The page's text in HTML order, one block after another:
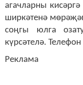
агачларны
ширкәтенә
соңгы юлга
күрсәтелә.
Реклама